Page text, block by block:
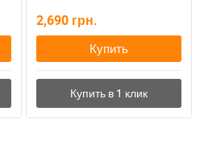
2,690 грн.
Купить